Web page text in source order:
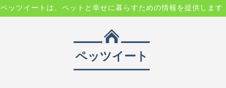
ペッツイートは、ペットと幸せに暮らすための情報を提供します